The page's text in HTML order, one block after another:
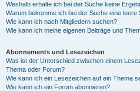
Weshalb erhalte ich bei der Suche keine
Warum bekomme ich bei der Suche eine leere
Wie kann ich nach Mitgliedern suchen?
Wie kann ich meine eigenen Beiträge und
Abonnements und Lesezeichen
Was ist der Unterschied zwischen einem
Thema oder Forum?
Wie kann ich ein Lesezeichen auf ein Thema
Wie kann ich ein Forum abonnieren?